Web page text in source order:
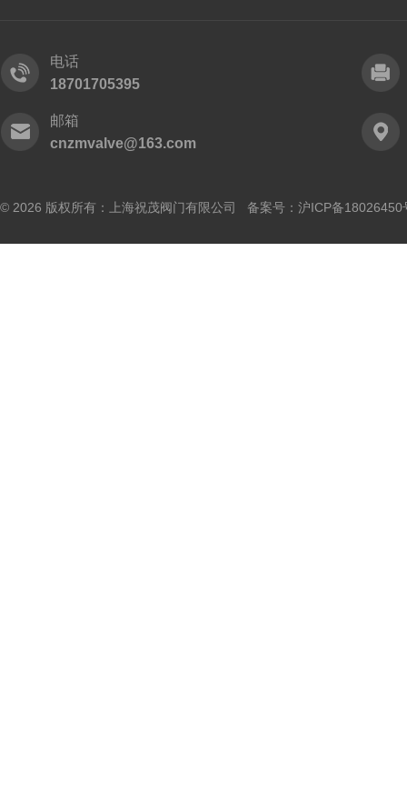
电话
18701705395
邮箱
cnzmvalve@163.com
© 2026 版权所有：上海祝茂阀门有限公司 备案号： 沪ICP备18026450